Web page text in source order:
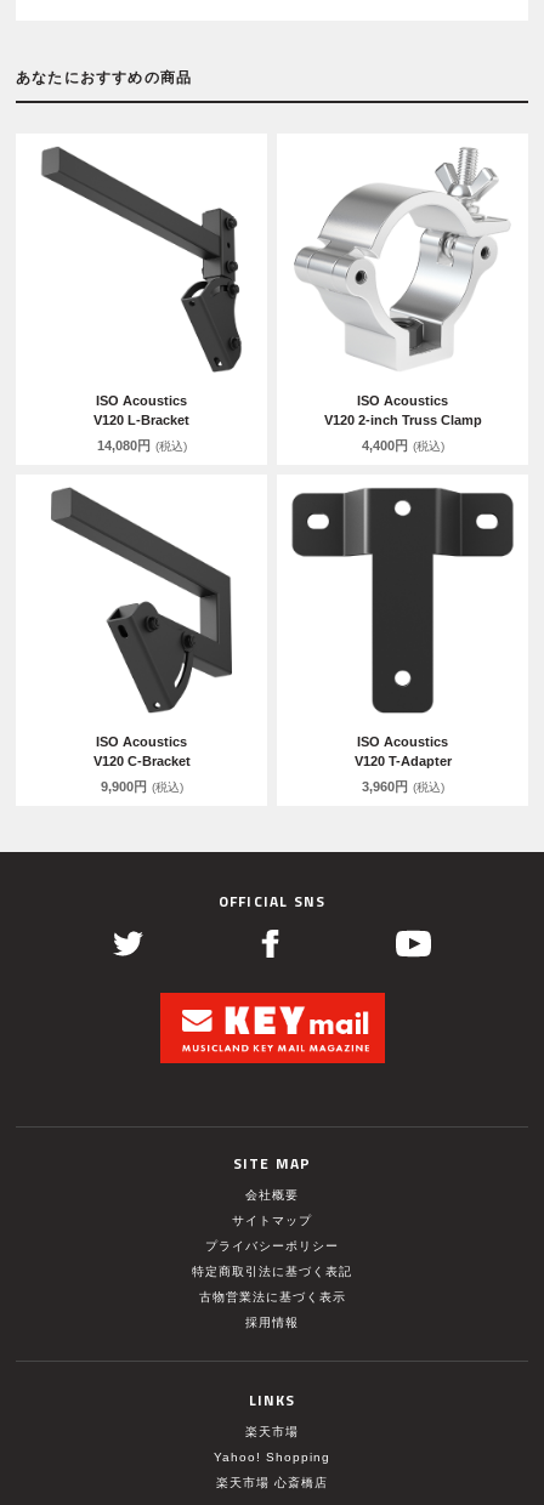
あなたにおすすめの商品
ISO Acoustics
V120 L-Bracket
14,080円 (税込)
ISO Acoustics
V120 2-inch Truss Clamp
4,400円 (税込)
ISO Acoustics
V120 C-Bracket
9,900円 (税込)
ISO Acoustics
V120 T-Adapter
3,960円 (税込)
OFFICIAL SNS
SITE MAP
会社概要
サイトマップ
プライバシーポリシー
特定商取引法に基づく表記
古物営業法に基づく表示
採用情報
LINKS
楽天市場
Yahoo! Shopping
楽天市場 心斎橋店